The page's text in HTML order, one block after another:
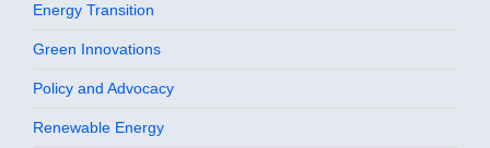
Energy Transition
Green Innovations
Policy and Advocacy
Renewable Energy